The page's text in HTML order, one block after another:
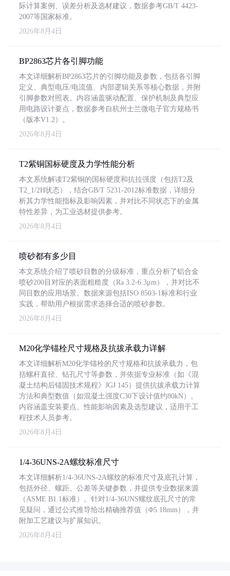
际计算案例、误差分析及选材建议，数据参考GB/T 4423-
2007等国家标准。
2026年8月4日
BP2863芯片各引脚功能
本文详细解析BP2863芯片的引脚功能及参数，包括各引脚
定义、典型电压/电流值、内部逻辑关系等核心数据，并附
引脚参数对照表。内容涵盖驱动配置、保护机制及典型应
用电路设计要点，数据参考自杭州士兰微电子官方规格书
（版本V1.2）。
2026年8月4日
T2紫铜国标硬度及力学性能分析
本文系统解读T2紫铜的国标硬度和抗拉强度（包括T2及
T2_1/2H状态），结合GB/T 5231-2012标准数据，详细分
析其力学性能指标及影响因素，并对比不同状态下的金属
特性差异，为工业选材提供参考。
2026年8月4日
喷砂都有多少目
本文系统介绍了喷砂目数的分级标准，重点分析了铝合金
喷砂200目对应的表面粗糙度（Ra 3.2-6.3μm），并对比不
同目数的应用场景。数据来源包括ISO 8503-1标准和行业
实践，帮助用户根据需求选择合适的喷砂参数。
2026年8月4日
M20化学锚栓尺寸规格及抗拔承载力详解
本文详细解析M20化学锚栓的尺寸规格和抗拔承载力，包
括螺杆直径、钻孔尺寸等参数，并依据专业标准（如《混
凝土结构后锚固技术规程》JGJ 145）提供抗拔承载力计算
方法和典型数值（如混凝土强度C30下设计值约80kN）。
内容涵盖安装要点、性能影响因素及选型建议，适用于工
程技术人员参考。
2026年8月4日
1/4-36UNS-2A螺纹标准尺寸
本文详细解析1/4-36UNS-2A螺纹的标准尺寸及底孔计算，
包括外径、螺距、公差等关键参数，并提供专业数据来源
（ASME B1.1标准）。针对1/4-36UNS螺纹底孔尺寸的常
见疑问，通过公式推导给出精确推荐值（Φ5.18mm），并
附加工艺建议与扩展知识。
2026年8月4日